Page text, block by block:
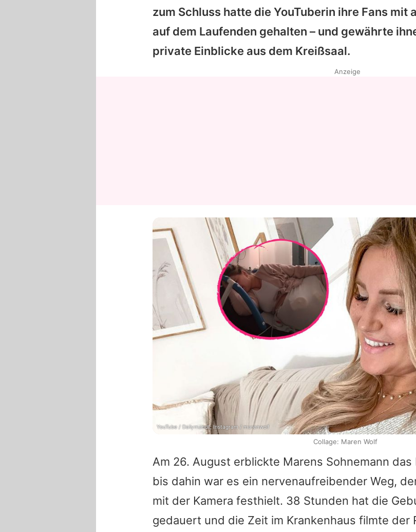
zum Schluss hatte die YouTuberin ihre Fans mit
auf dem Laufenden gehalten – und gewährte
private Einblicke aus dem Kreißsaal.
Am 26. August erblickte Marens Sohnemann das
bis dahin war es ein nervenaufreibender Weg,
mit der Kamera festhielt. 38 Stunden hat die
gedauert und die Zeit im Krankenhaus filmte der
Anzeige
YouTube / Dailymandt; Instagram / marenwolf
Collage: Maren Wolf